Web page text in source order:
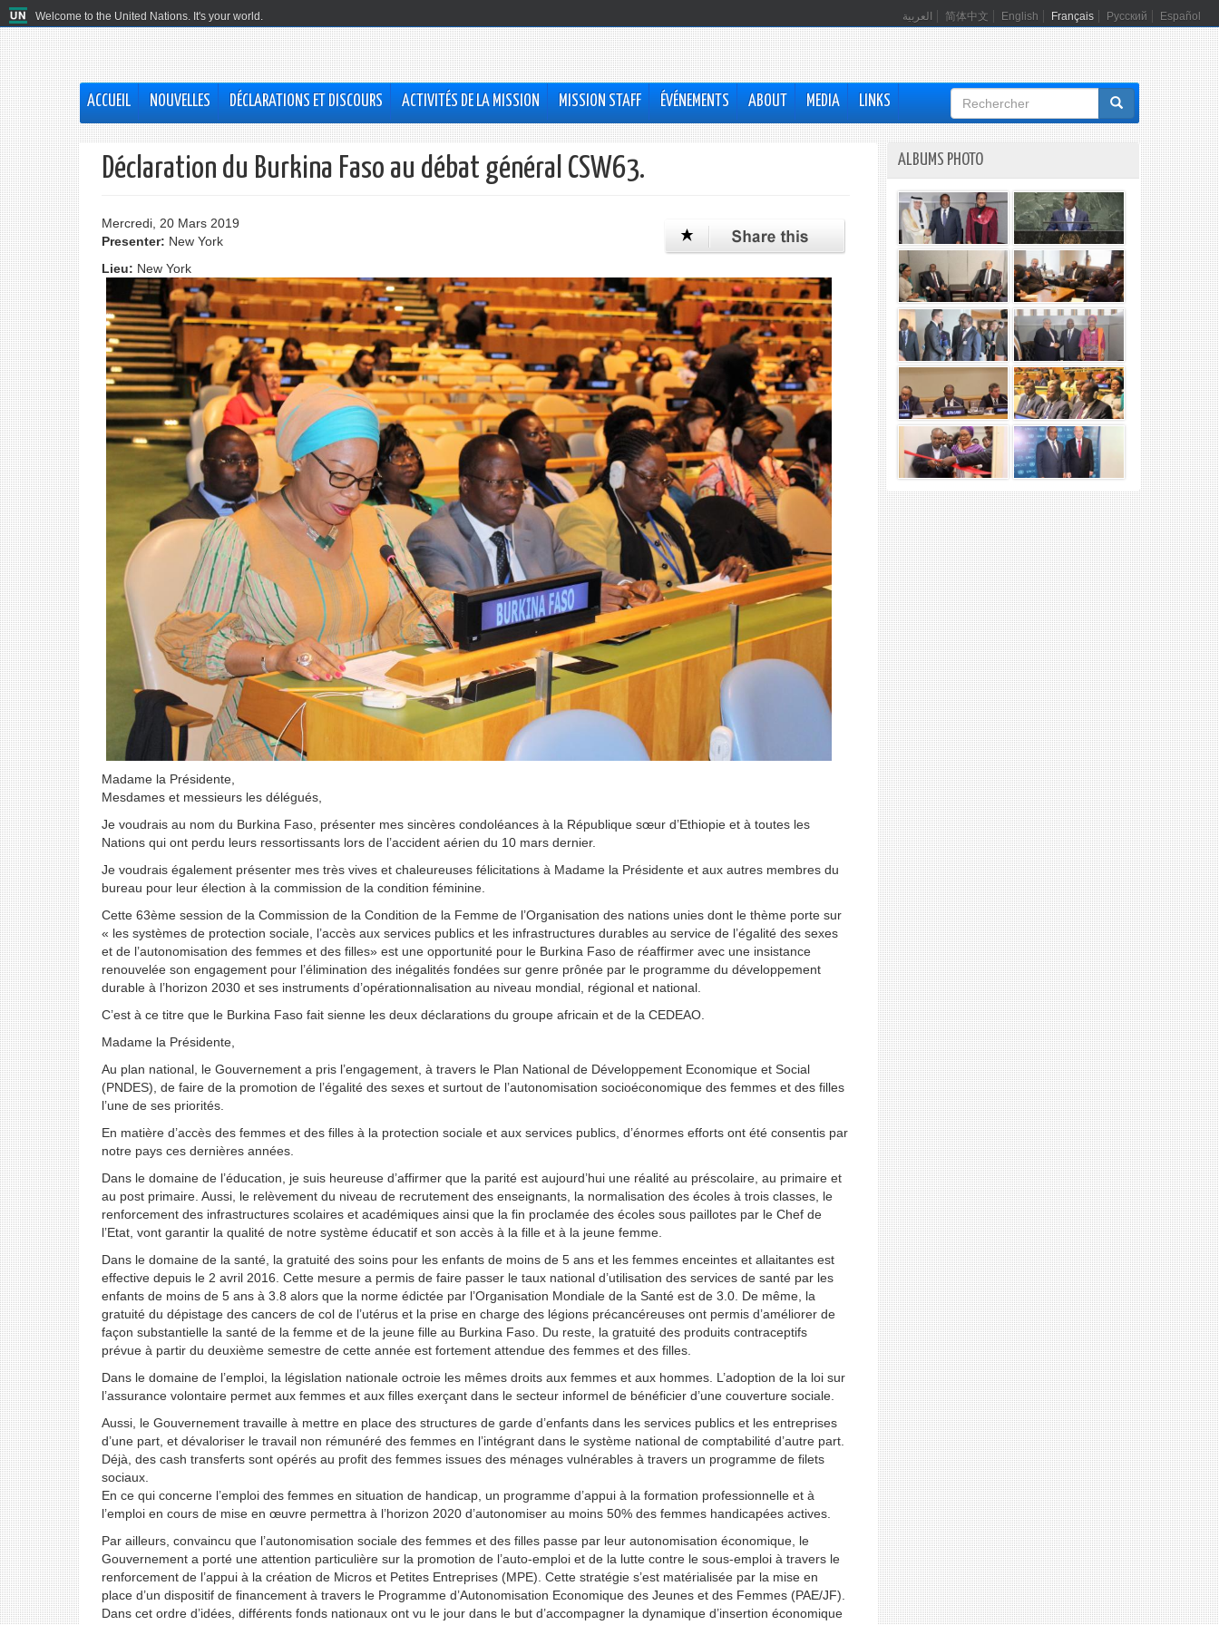
Welcome to the United Nations. It's your world. العربية 简体中文 English Français Русский Español
ACCUEIL NOUVELLES DÉCLARATIONS ET DISCOURS ACTIVITÉS DE LA MISSION MISSION STAFF ÉVÉNEMENTS ABOUT MEDIA LINKS
Formulaire
de
recherche
Déclaration du Burkina Faso au débat général CSW63.
Mercredi, 20 Mars 2019
Presenter: New York
Lieu: New York
Madame la Présidente,
Mesdames et messieurs les délégués,
Je voudrais au nom du Burkina Faso, présenter mes sincères condoléances à la République sœur d’Ethiopie et à toutes les
Nations qui ont perdu leurs ressortissants lors de l’accident aérien du 10 mars dernier.
Je voudrais également présenter mes très vives et chaleureuses félicitations à Madame la Présidente et aux autres membres du
bureau pour leur élection à la commission de la condition féminine.
Cette 63ème session de la Commission de la Condition de la Femme de l’Organisation des nations unies dont le thème porte sur
« les systèmes de protection sociale, l’accès aux services publics et les infrastructures durables au service de l’égalité des sexes
et de l’autonomisation des femmes et des filles» est une opportunité pour le Burkina Faso de réaffirmer avec une insistance
renouvelée son engagement pour l’élimination des inégalités fondées sur genre prônée par le programme du développement
durable à l’horizon 2030 et ses instruments d’opérationnalisation au niveau mondial, régional et national.
C’est à ce titre que le Burkina Faso fait sienne les deux déclarations du groupe africain et de la CEDEAO.
Madame la Présidente,
Au plan national, le Gouvernement a pris l’engagement, à travers le Plan National de Développement Economique et Social
(PNDES), de faire de la promotion de l’égalité des sexes et surtout de l’autonomisation socioéconomique des femmes et des filles
l’une de ses priorités.
En matière d’accès des femmes et des filles à la protection sociale et aux services publics, d’énormes efforts ont été consentis par
notre pays ces dernières années.
Dans le domaine de l’éducation, je suis heureuse d’affirmer que la parité est aujourd’hui une réalité au préscolaire, au primaire et
au post primaire. Aussi, le relèvement du niveau de recrutement des enseignants, la normalisation des écoles à trois classes, le
renforcement des infrastructures scolaires et académiques ainsi que la fin proclamée des écoles sous paillotes par le Chef de
l’Etat, vont garantir la qualité de notre système éducatif et son accès à la fille et à la jeune femme.
Dans le domaine de la santé, la gratuité des soins pour les enfants de moins de 5 ans et les femmes enceintes et allaitantes est
effective depuis le 2 avril 2016. Cette mesure a permis de faire passer le taux national d’utilisation des services de santé par les
enfants de moins de 5 ans à 3.8 alors que la norme édictée par l’Organisation Mondiale de la Santé est de 3.0. De même, la
gratuité du dépistage des cancers de col de l’utérus et la prise en charge des légions précancéreuses ont permis d’améliorer de
façon substantielle la santé de la femme et de la jeune fille au Burkina Faso. Du reste, la gratuité des produits contraceptifs
prévue à partir du deuxième semestre de cette année est fortement attendue des femmes et des filles.
Dans le domaine de l’emploi, la législation nationale octroie les mêmes droits aux femmes et aux hommes. L’adoption de la loi sur
l’assurance volontaire permet aux femmes et aux filles exerçant dans le secteur informel de bénéficier d’une couverture sociale.
Aussi, le Gouvernement travaille à mettre en place des structures de garde d’enfants dans les services publics et les entreprises
d’une part, et dévaloriser le travail non rémunéré des femmes en l’intégrant dans le système national de comptabilité d’autre part.
Déjà, des cash transferts sont opérés au profit des femmes issues des ménages vulnérables à travers un programme de filets
sociaux.
En ce qui concerne l’emploi des femmes en situation de handicap, un programme d’appui à la formation professionnelle et à
l’emploi en cours de mise en œuvre permettra à l’horizon 2020 d’autonomiser au moins 50% des femmes handicapées actives.
Par ailleurs, convaincu que l’autonomisation sociale des femmes et des filles passe par leur autonomisation économique, le
Gouvernement a porté une attention particulière sur la promotion de l’auto-emploi et de la lutte contre le sous-emploi à travers le
renforcement de l’appui à la création de Micros et Petites Entreprises (MPE). Cette stratégie s’est matérialisée par la mise en
place d’un dispositif de financement à travers le Programme d’Autonomisation Economique des Jeunes et des Femmes (PAE/JF).
Dans cet ordre d’idées, différents fonds nationaux ont vu le jour dans le but d’accompagner la dynamique d’insertion économique
ALBUMS PHOTO